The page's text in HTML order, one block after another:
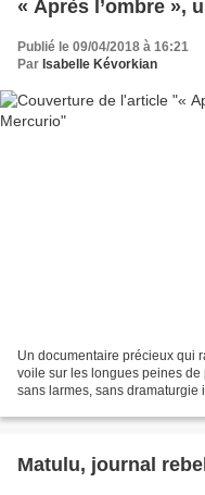
« Après l’ombre »,
Publié le 09/04/2018 à 16:21
Par Isabelle Kévorkian
Un documentaire précieux qui
voile sur les longues peines de
sans larmes, sans dramaturgie
Matulu, journal